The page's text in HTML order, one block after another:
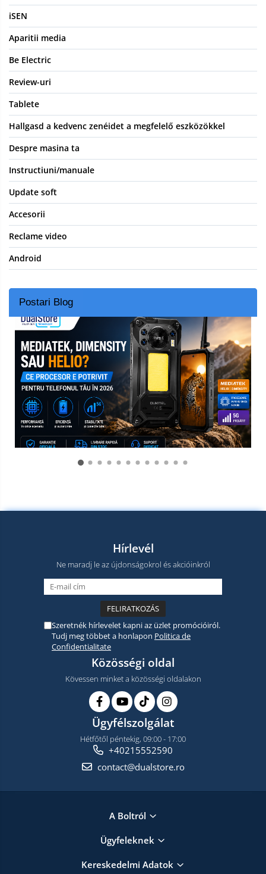
iSEN
Aparitii media
Be Electric
Review-uri
Tablete
Hallgasd a kedvenc zenéidet a megfelelő eszközökkel
Despre masina ta
Instructiuni/manuale
Update soft
Accesorii
Reclame video
Android
Postari Blog
Hírlevél
Ne maradj le az újdonságokrol és akcióinkról
Szeretnék hírlevelet kapni az üzlet promócióiról.
Tudj meg többet a honlapon Politica de
Confidentialitate
Közösségi oldal
Kövessen minket a közösségi oldalakon
Ügyfélszolgálat
Hétfőtől péntekig, 09:00 - 17:00
+40215552590
contact@dualstore.ro
A Boltról
Ügyfeleknek
Kereskedelmi Adatok